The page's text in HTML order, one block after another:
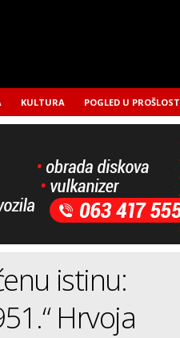
KULTURA POGLED U PROŠLOST
istinu:
Hrvoja